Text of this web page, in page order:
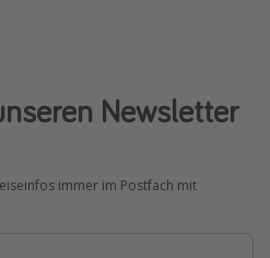
Newsletter
immer im Postfach mit